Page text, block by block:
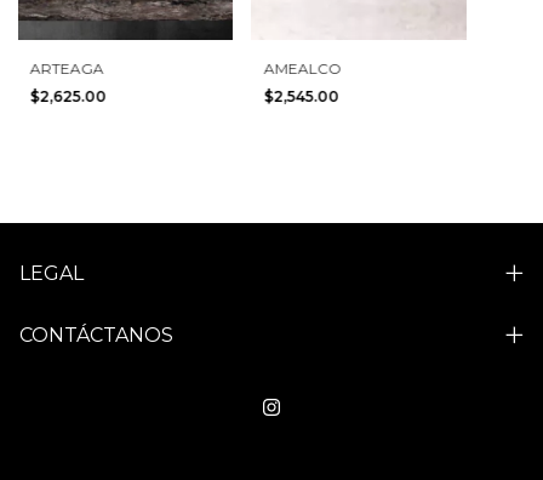
ARTEAGA
$2,625.00
AMEALCO
$2,545.00
LEGAL
CONTÁCTANOS